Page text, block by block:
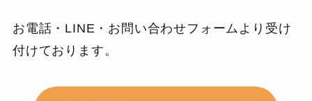
お電話・LINE・お問い合わせフォームより受け
付けております。